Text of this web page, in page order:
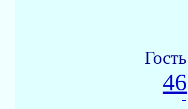
Гость
46
-